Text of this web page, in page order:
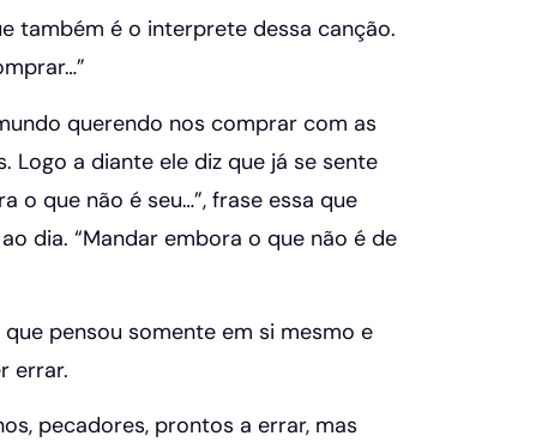
também é o interprete dessa canção.
querendo nos comprar com as
Logo a diante ele diz que já se sente
o que não é seu…”, frase essa que
dia. “Mandar embora o que não é de
pensou somente em si mesmo e
errar.
pecadores, prontos a errar, mas